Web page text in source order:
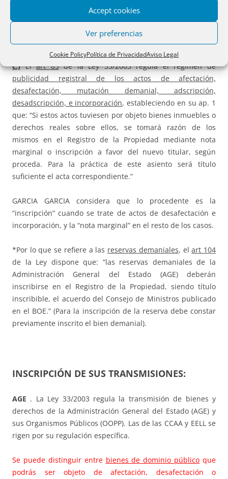
Accept cookies
Ver preferencias
Cookie PolicyPolítica de PrivacidadAviso Legal
representación alternativa, en los términos previstos
c.)Elart 83de la Ley 33/2003 regula el régimen de
publicidad registral de los actos de afectación,
desafectación, mutación demanial, adscripción,
desadscripción, e incorporación, estableciendo en su ap. 1
que: “Si estos actos tuviesen por objeto bienes inmuebles o
derechos reales sobre ellos, se tomará razón de los
mismos en el Registro de la Propiedad mediante nota
marginal o inscripción a favor del nuevo titular, según
proceda. Para la práctica de este asiento será título
suficiente el acta correspondiente.”
GARCIA GARCIA considera que lo procedente es la
“inscripción” cuando se trate de actos de desafectación e
incorporación, y la “nota marginal” en el resto de los casos.
*Por lo que se refiere a las reservas demaniales, elart 104
de la Ley dispone que: “las reservas demaniales de la
Administración General del Estado (AGE) deberán
inscribirse en el Registro de la Propiedad, siendo título
inscribible, el acuerdo del Consejo de Ministros publicado
en el BOE.” (Para la inscripción de la reserva debe constar
previamente inscrito el bien demanial).
INSCRIPCIÓN DE SUS TRANSMISIONES:
AGE . La Ley 33/2003 regula la transmisión de bienes y
derechos de la Administración General del Estado (AGE) y
sus Organismos Públicos (OOPP). Las de las CCAA y EELL se
rigen por su regulación específica.
Se puede distinguir entre bienes de dominio público que
podrás ser objeto de afectación, desafectación o